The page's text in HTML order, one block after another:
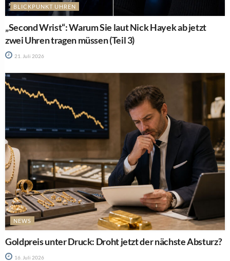
BLICKPUNKT UHREN
„Second Wrist“: Warum Sie laut Nick Hayek ab jetzt
zwei Uhren tragen müssen (Teil 3)
21. Juli 2026
NEWS
Goldpreis unter Druck: Droht jetzt der nächste Absturz?
16. Juli 2026